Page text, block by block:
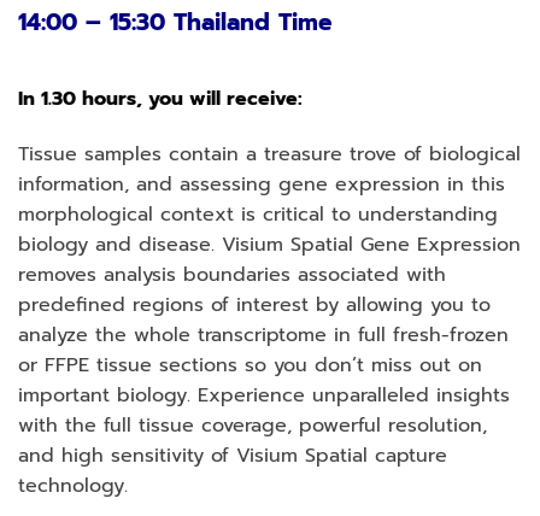
14:00 – 15:30 Thailand Time
In 1.30 hours, you will receive:
Tissue samples contain a treasure trove of biological
information, and assessing gene expression in this
morphological context is critical to understanding
biology and disease. Visium Spatial Gene Expression
removes analysis boundaries associated with
predefined regions of interest by allowing you to
analyze the whole transcriptome in full fresh-frozen
or FFPE tissue sections so you don’t miss out on
important biology. Experience unparalleled insights
with the full tissue coverage, powerful resolution,
and high sensitivity of Visium Spatial capture
technology.